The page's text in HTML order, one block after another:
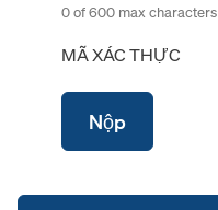
0 of 600 max characters
MÃ XÁC THỰC